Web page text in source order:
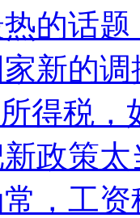
话题
的调
得税
新政策
，工